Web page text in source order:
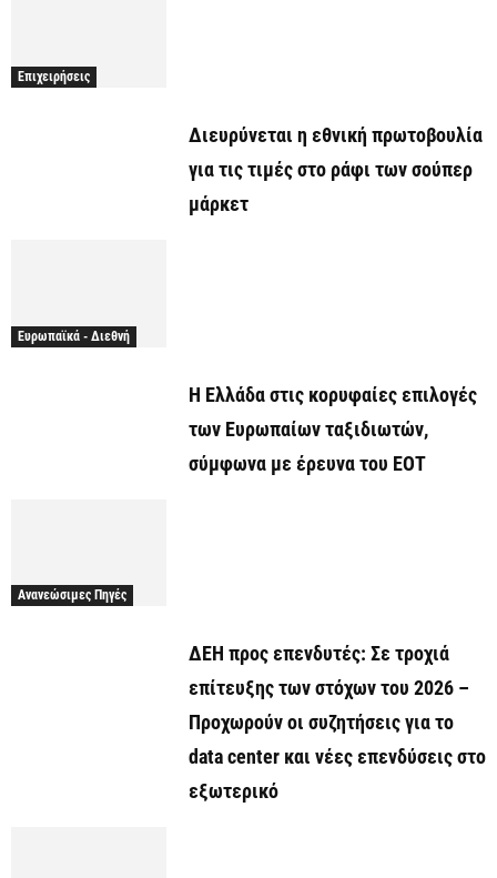
Επιχειρήσεις
Διευρύνεται η εθνική πρωτοβουλία
για τις τιμές στο ράφι των σούπερ
μάρκετ
Ευρωπαϊκά - Διεθνή
Η Ελλάδα στις κορυφαίες επιλογές
των Ευρωπαίων ταξιδιωτών,
σύμφωνα με έρευνα του ΕΟΤ
Ανανεώσιμες Πηγές
ΔΕΗ προς επενδυτές: Σε τροχιά
επίτευξης των στόχων του 2026 –
Προχωρούν οι συζητήσεις για το
data center και νέες επενδύσεις στο
εξωτερικό